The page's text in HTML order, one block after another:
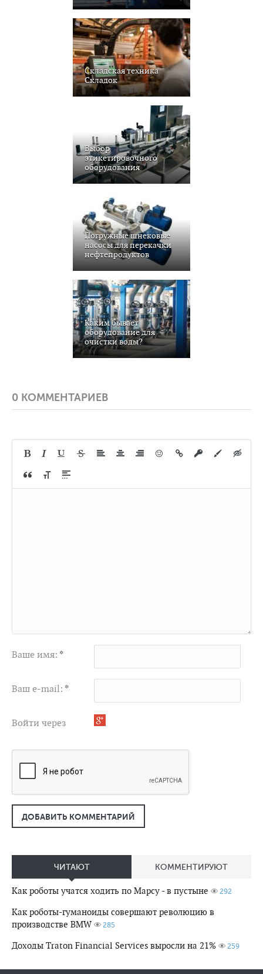
Складская техника
Складок
Выбор
этикетировочного
оборудования
Погружные шнековые
насосы для перекачки
нефтепродуктов
Каким бывает
оборудование для
очистки воды?
0 КОММЕНТАРИЕВ
Ваше имя: *
Ваш e-mail: *
Войти через
ДОБАВИТЬ КОММЕНТАРИЙ
ЧИТАЮТ КОММЕНТИРУЮТ
Как роботы учатся ходить по Марсу - в пустыне 292
Как роботы-гуманоиды совершают революцию в
производстве BMW
285
Доходы Traton Financial Services выросли на 21% 259